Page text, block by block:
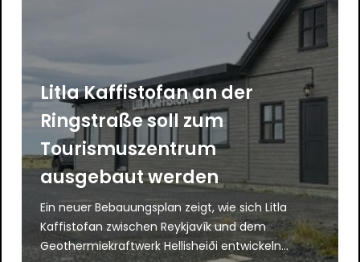
Litla Kaffistofan an der
Ringstraße soll zum
Tourismuszentrum
ausgebaut werden
Ein neuer Bebauungsplan zeigt, wie sich Litla
Kaffistofan zwischen Reykjavík und dem
Geothermiekraftwerk Hellisheiði entwickeln...